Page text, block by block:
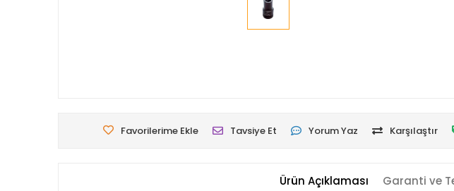
Favorilerime Ekle Tavsiye Et Yorum Yaz Karşılaştır
Ürün Açıklaması Garanti ve